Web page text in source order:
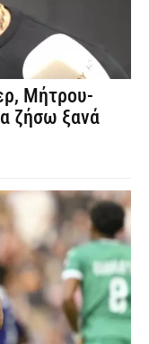
Μήτρου-
ζήσω ξανά